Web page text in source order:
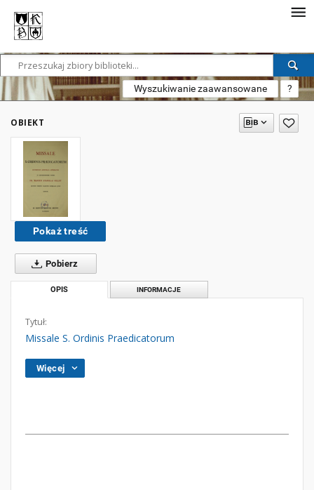
Wyszukiwanie zaawansowane ?
OBIEKT
Pokaż treść
Pobierz
OPIS INFORMACJE
Tytuł:
Missale S. Ordinis Praedicatorum
Więcej